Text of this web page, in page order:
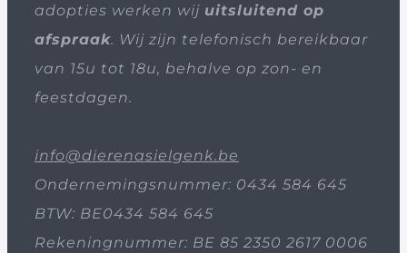
adopties werken wij uitsluitend op
afspraak. Wij zijn telefonisch bereikbaar
van 15u tot 18u, behalve op zon- en
feestdagen.
info@dierenasielgenk.be
Ondernemingsnummer: 0434 584 645
BTW: BE0434 584 645
Rekeningnummer: BE 85 2350 2617 0006